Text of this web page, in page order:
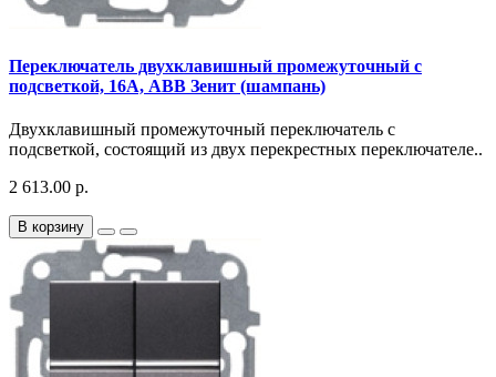
Переключатель двухклавишный промежуточный с
подсветкой, 16А, АВВ Зенит (шампань)
Двухклавишный промежуточный переключатель с
подсветкой, состоящий из двух перекрестных переключателе..
2 613.00 р.
В корзину